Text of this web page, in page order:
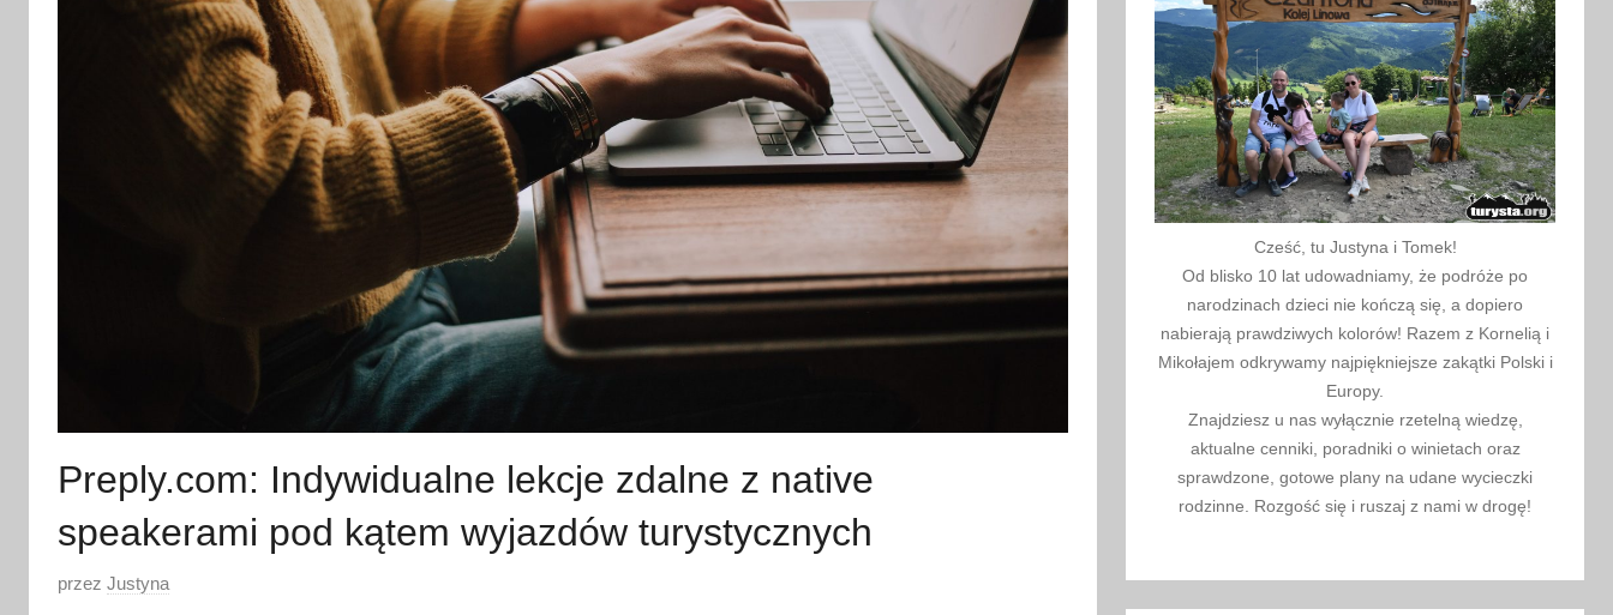
Preply.com: Indywidualne lekcje zdalne z native
speakerami pod kątem wyjazdów turystycznych
O
przez Justyna
Cześć, tu Justyna i Tomek!
Od blisko 10 lat udowadniamy, że podróże po
narodzinach dzieci nie kończą się, a dopiero
nabierają prawdziwych kolorów! Razem z Kornelią i
Mikołajem odkrywamy najpiękniejsze zakątki Polski i
Europy.
Znajdziesz u nas wyłącznie rzetelną wiedzę,
aktualne cenniki, poradniki o winietach oraz
sprawdzone, gotowe plany na udane wycieczki
rodzinne. Rozgość się i ruszaj z nami w drogę!